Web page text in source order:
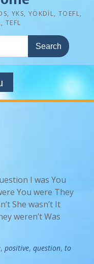
YKS, YÖKDİL, TOEFL,
TEFL
I was You
You were They
She wasn’t It
weren’t Was
, positive, question, to